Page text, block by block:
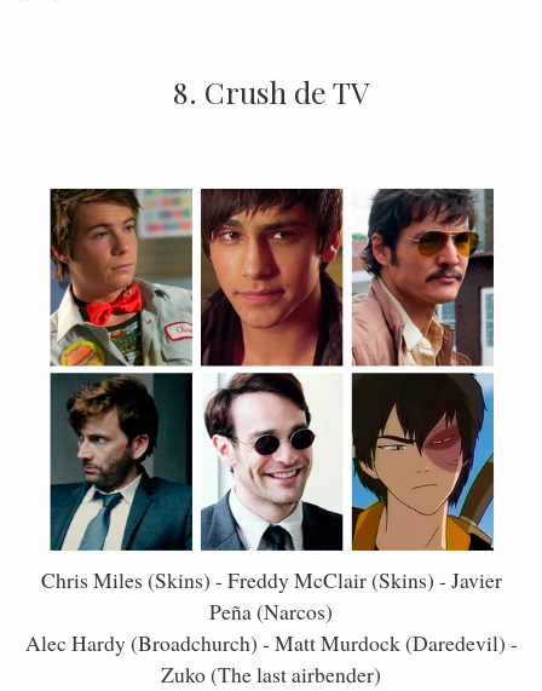
8. Crush de TV
Chris Miles (Skins) - Freddy McClair (Skins) - Javier
Peña (Narcos)
Alec Hardy (Broadchurch) - Matt Murdock (Daredevil) -
Zuko (The last airbender)